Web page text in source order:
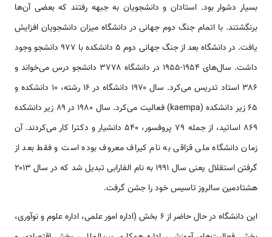
بسیار دشوار بود. استادان و دانشجویان به جبهه رفتند که بعضی آن‌ها
برنگشتند. با اتمام جنگ دوم جهانی در دانشگاه میزان دانشجویان افزایش
یافت. در دانشگاه بعد از جنگ جهانی دوم ۵ دانشکده با ۹۷۷ دانشجو وجود
داشت. سال‌های ۱۹۵۴-۱۹۵۵ در دانشگاه ۳۷۷۸ دانشجو درس می‌خواند و
۳۸۶ استاد تدریس می‌کرد. سال ۱۹۷۰ دانشگاه در ۱۶ رشته، ۱۰ دانشکده و
۶۵ زیر دانشکده (kaempa) فعالیت می‌کرد. سال ۱۹۸۰ در ۸۹ زیر دانشکده
۸۶۹ اساتید، از جمله ۷۹ پروفسور، ۵۴۰ دانشیار و دکترا کار می‌کردند. آن
زمان دانشگاه ملی قزاقی به نام کیراف معروف بوده است و فقط بعد از
گرفتن استقلال یعنی سال ۱۹۹۱ به نام الفارابی تبدیل شد که در سال ۲۰۱۳
هشتادمین سالروز تاسیس خود را جشن گرفت.
این دانشگاه در حال حاضر از ۶ بخش (اداره امور علمی، اداره علوم و نوآوری،